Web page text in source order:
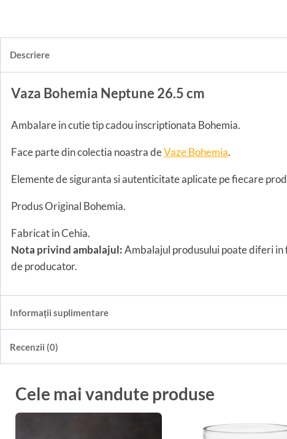
Descriere
Vaza Bohemia Neptune 26.5 cm
Ambalare in cutie tip cadou inscriptionata Bohemia.
Face parte din colectia noastra deVaze Bohemia.
Elemente de siguranta si autenticitate aplicate pe fiecare
Produs Original Bohemia.
Fabricat in Cehia.
Nota privind ambalajul:Ambalajul produsului poate diferi
de producator.
Informații suplimentare
Recenzii (0)
Cele mai vandute produse